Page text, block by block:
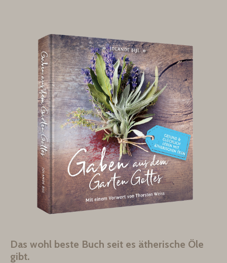
Das wohl beste Buch seit es ätherische Öle
gibt.